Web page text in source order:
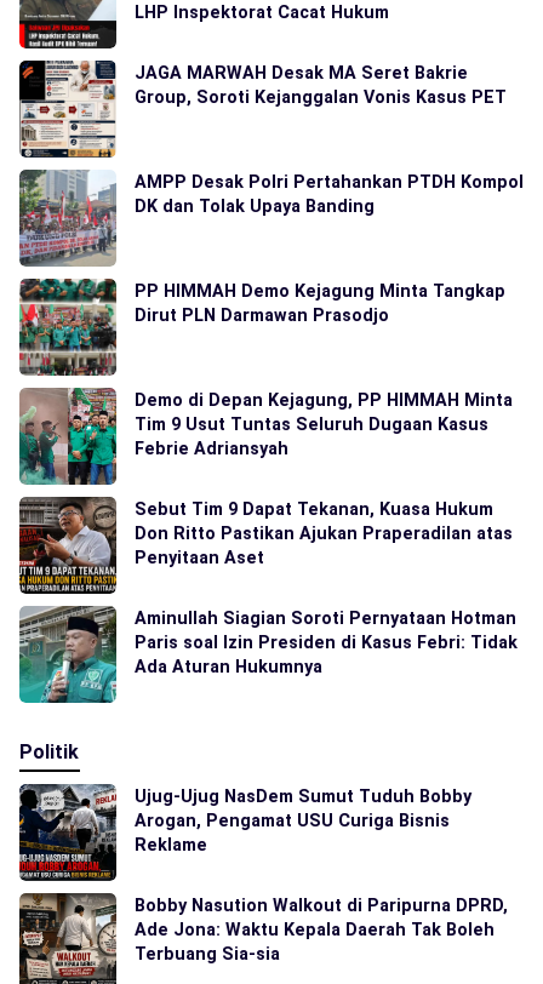
LHP Inspektorat Cacat Hukum
JAGA MARWAH Desak MA Seret Bakrie
Group, Soroti Kejanggalan Vonis Kasus PET
AMPP Desak Polri Pertahankan PTDH Kompol
DK dan Tolak Upaya Banding
PP HIMMAH Demo Kejagung Minta Tangkap
Dirut PLN Darmawan Prasodjo
Demo di Depan Kejagung, PP HIMMAH Minta
Tim 9 Usut Tuntas Seluruh Dugaan Kasus
Febrie Adriansyah
Sebut Tim 9 Dapat Tekanan, Kuasa Hukum
Don Ritto Pastikan Ajukan Praperadilan atas
Penyitaan Aset
Aminullah Siagian Soroti Pernyataan Hotman
Paris soal Izin Presiden di Kasus Febri: Tidak
Ada Aturan Hukumnya
Politik
Ujug-Ujug NasDem Sumut Tuduh Bobby
Arogan, Pengamat USU Curiga Bisnis
Reklame
Bobby Nasution Walkout di Paripurna DPRD,
Ade Jona: Waktu Kepala Daerah Tak Boleh
Terbuang Sia-sia